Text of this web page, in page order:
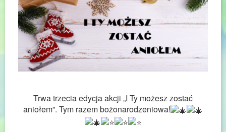
Trwa trzecia edycja akcji „I Ty możesz zostać
aniołem”. Tym razem bożonarodzeniowa!